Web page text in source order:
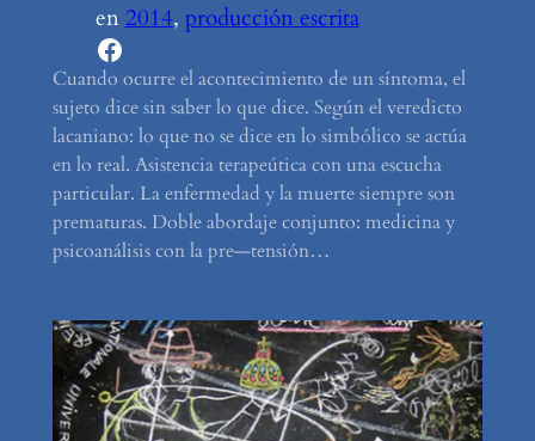
en 2014, producción escrita
Facebook
Cuando ocurre el acontecimiento de un síntoma, el
sujeto dice sin saber lo que dice. Según el veredicto
lacaniano: lo que no se dice en lo simbólico se actúa
en lo real. Asistencia terapeútica con una escucha
particular. La enfermedad y la muerte siempre son
prematuras. Doble abordaje conjunto: medicina y
psicoanálisis con la pre—tensión…